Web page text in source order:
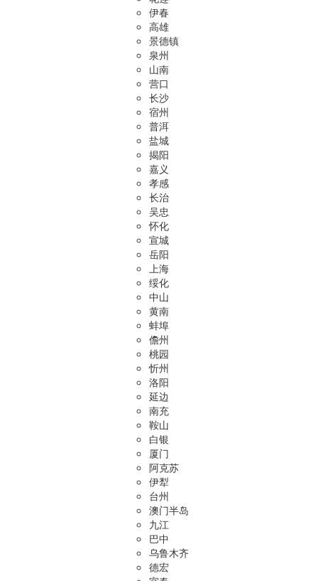
伊春
高雄
景德镇
泉州
山南
营口
长沙
宿州
普洱
盐城
揭阳
嘉义
孝感
长治
吴忠
怀化
宣城
岳阳
上海
绥化
中山
黄南
蚌埠
儋州
桃园
忻州
洛阳
延边
南充
鞍山
白银
厦门
阿克苏
伊犁
台州
澳门半岛
九江
巴中
乌鲁木齐
德宏